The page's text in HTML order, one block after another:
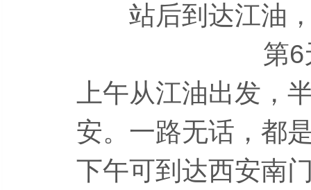
站后到达江油
第6
上午从江油出发，半
安。一路无话，都
下午可到达西安南门